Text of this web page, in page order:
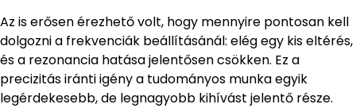
Az is erősen érezhető volt, hogy mennyire pontosan kell
dolgozni a frekvenciák beállításánál: elég egy kis eltérés,
és a rezonancia hatása jelentősen csökken. Ez a
precizitás iránti igény a tudományos munka egyik
legérdekesebb, de legnagyobb kihívást jelentő része.